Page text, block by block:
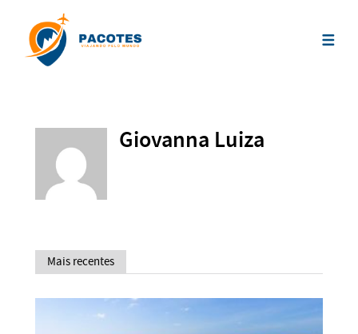
Giovanna Luiza
Mais recentes